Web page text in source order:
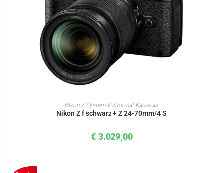
IN DEN WARENKORB
Nikon Z System-Vollformat Kameras
Nikon Z f schwarz + Z 24-70mm/4 S
€ 3.029,00